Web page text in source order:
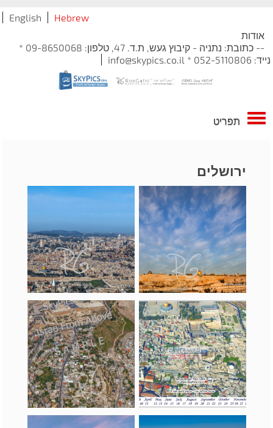
Hebrew
English
אודות
-- כתובת: נתניה - קיבוץ געש, ת.ד. 47, טלפון: 09-8650068 *
נייד: 052-5110806 * info@skypics.co.il
תפריט
ירושלים